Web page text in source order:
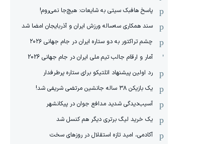
پاسخ هافبک سیتی به شایعات: هیچ‌جا نمی‌روم!
سند همکاری سه‌ساله‌ ‌ورزش ایران و آذربایجان امضا شد
چشم تراکتور به دو ستاره ایران در جام جهانی ۲۰۲۶
آمار و ارقام جالب تیم ملی ایران در جام جهانی 2026
رد اولین پیشنهاد اتلتیکو برای ستاره پرطرفدار
یک بازیکن ۳۸ ساله جانشین مرتضی شریفی شد!
آسیب‌دیدگی شدید مدافع جوان در پیکانشهر
یک خرید لیگ برتری دیگر هم کنسل شد
آکادمی، امید تازه استقلال در روزهای سخت